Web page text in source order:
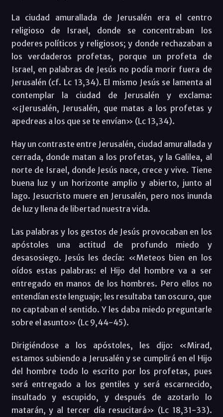
La ciudad amurallada de Jerusalén era el centro
religioso de Israel, donde se concentraban los
poderes políticos y religiosos; y donde rechazaban a
los verdaderos profetas, porque un profeta de
Israel, en palabras de Jesús no podía morir fuera de
Jerusalén (cf. Lc 13,34). El mismo Jesús se lamenta al
contemplar la ciudad de Jerusalén y exclama:
«¡Jerusalén, Jerusalén, que matas a los profetas y
apedreas a los que se te envían» (Lc 13,34).
Hay un contraste entre Jerusalén, ciudad amurallada y
cerrada, donde matan a los profetas, y la Galilea, al
norte de Israel, donde Jesús nace, crece y vive. Tiene
buena luz y un horizonte amplio y abierto, junto al
lago. Jesucristo muere en Jerusalén, pero nos inunda
de luz y llena de libertad nuestra vida.
Las palabras y los gestos de Jesús provocaban en los
apóstoles una actitud de profundo miedo y
desasosiego. Jesús les decía: «Meteos bien en los
oídos estas palabras: el Hijo del hombre va a ser
entregado en manos de los hombres. Pero ellos no
entendían este lenguaje; les resultaba tan oscuro, que
no captaban el sentido. Y les daba miedo preguntarle
sobre el asunto» (Lc 9,44-45).
Dirigiéndose a los apóstoles, les dijo: «Mirad,
estamos subiendo a Jerusalén y se cumplirá en el Hijo
del hombre todo lo escrito por los profetas, pues
será entregado a los gentiles y será escarnecido,
insultado y escupido, y después de azotarlo lo
matarán, y al tercer día resucitará» (Lc 18,31-33).